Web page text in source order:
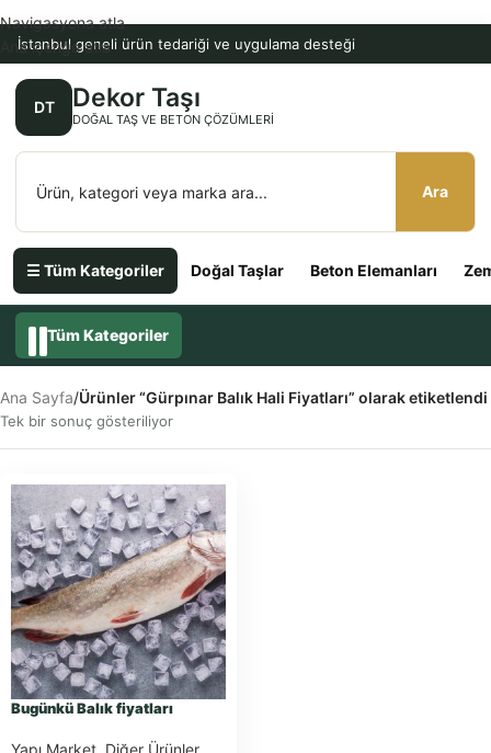
İstanbul geneli ürün tedariği ve uygulama desteği
DT Dekor Taşı
DOĞAL TAŞ VE BETON ÇÖZÜMLERI
Ara
☰ Tüm Kategoriler Doğal Taşlar Beton Elemanları
Navigasyona atla
Ana içeriğe atla
Tüm Kategoriler
Ana Sayfa/Ürünler “Gürpınar Balık Hali Fiyatları” olarak etiketlendi
Tek bir sonuç gösteriliyor
Bugünkü Balık fiyatları
Yapı Market, Diğer Ürünler